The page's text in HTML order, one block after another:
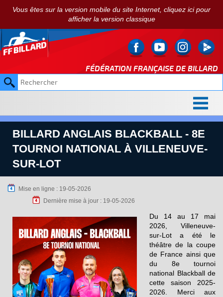
Vous êtes sur la version mobile du site Internet, cliquez ici pour
afficher la version classique
FÉDÉRATION FRANÇAISE DE BILLARD
BILLARD ANGLAIS BLACKBALL - 8E
TOURNOI NATIONAL À VILLENEUVE-
SUR-LOT
Mise en ligne : 19-05-2026
Dernière mise à jour : 19-05-2026
Du 14 au 17 mai
2026, Villeneuve-
sur-Lot a été le
théâtre de la coupe
de France ainsi que
du 8e tournoi
national Blackball de
cette saison 2025-
2026. Merci aux